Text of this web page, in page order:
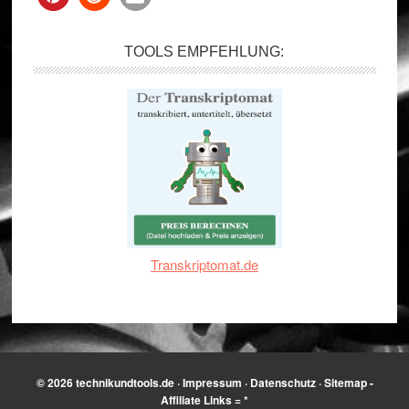
TOOLS EMPFEHLUNG:
Transkriptomat.de
© 2026technikundtools.de·Impressum · Datenschutz·Sitemap-
Affiliate Links = *